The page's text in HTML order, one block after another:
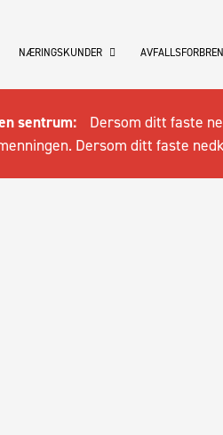
sentrum:
Dersom ditt faste
Dersom ditt faste
NÆRINGSKUNDER